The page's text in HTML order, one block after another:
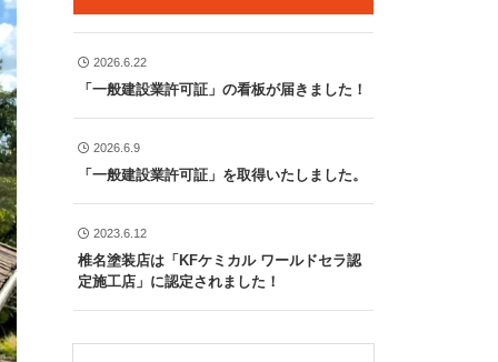
2026.6.22
「一般建設業許可証」の看板が届きました！
2026.6.9
「一般建設業許可証」を取得いたしました。
2023.6.12
椎名塗装店は「KFケミカル ワールドセラ認
定施工店」に認定されました！